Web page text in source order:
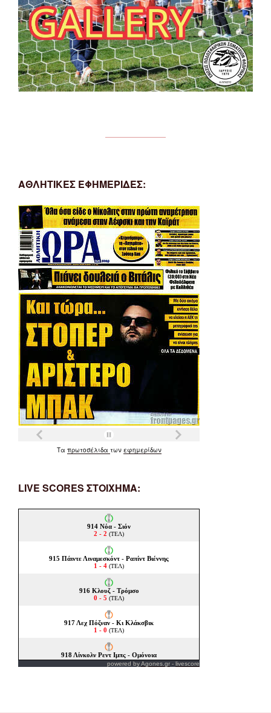
ΑΘΛΗΤΙΚΕΣ ΕΦΗΜΕΡΙΔΕΣ:
Τα πρωτοσέλιδα των εφημερίδων
LIVE SCORES ΣΤΟΙΧΗΜΑ:
powered byAgones.gr - livescore